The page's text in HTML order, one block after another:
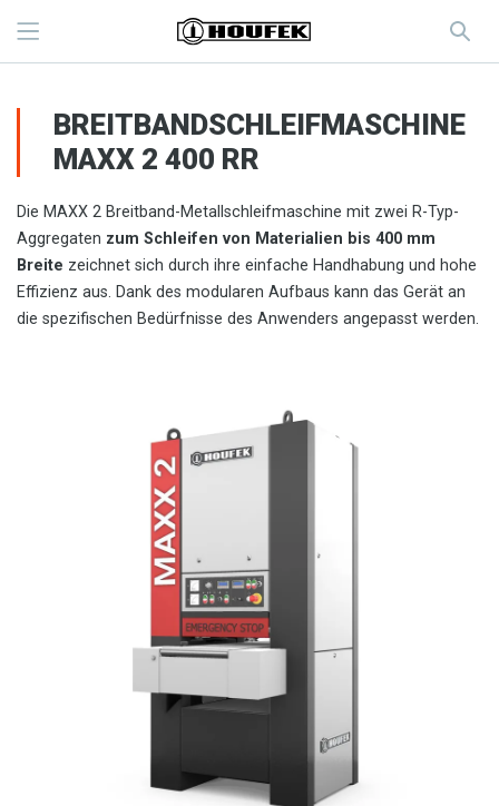
BREITBANDSCHLEIFMASCHINE
MAXX 2 400 RR
Die MAXX 2 Breitband-Metallschleifmaschine mit zwei R-Typ-
Aggregaten zum Schleifen von Materialien bis 400 mm
Breite zeichnet sich durch ihre einfache Handhabung und hohe
Effizienz aus. Dank des modularen Aufbaus kann das Gerät an
die spezifischen Bedürfnisse des Anwenders angepasst werden.